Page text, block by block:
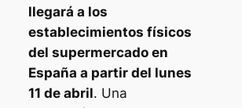
llegará a los
establecimientos físicos
del supermercado en
España a partir del lunes
11 de abril. Una